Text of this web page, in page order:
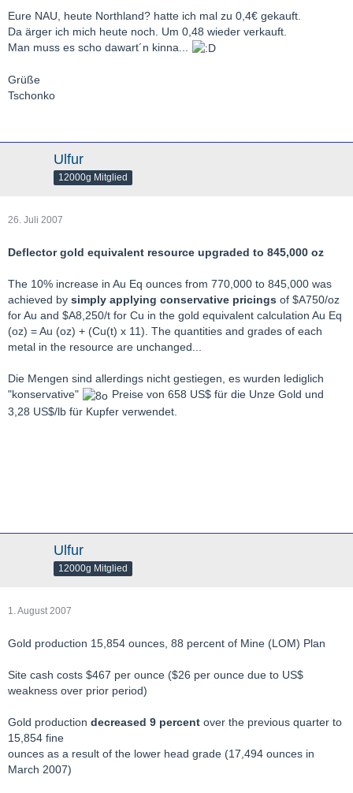
Eure NAU, heute Northland? hatte ich mal zu 0,4€ gekauft.
Da ärger ich mich heute noch. Um 0,48 wieder verkauft.
Man muss es scho dawart´n kinna...
Grüße
Tschonko
Ulfur
12000g Mitglied
26. Juli 2007
Deflector gold equivalent resource upgraded to 845,000 oz
The 10% increase in Au Eq ounces from 770,000 to 845,000 was
achieved by simply applying conservative pricings of $A750/oz
for Au and $A8,250/t for Cu in the gold equivalent calculation Au Eq
(oz) = Au (oz) + (Cu(t) x 11). The quantities and grades of each
metal in the resource are unchanged...
Die Mengen sind allerdings nicht gestiegen, es wurden lediglich
"konservative"
Preise von 658 US$ für die Unze Gold und
3,28 US$/lb für Kupfer verwendet.
Ulfur
12000g Mitglied
1. August 2007
Gold production 15,854 ounces, 88 percent of Mine (LOM) Plan
Site cash costs $467 per ounce ($26 per ounce due to US$
weakness over prior period)
Gold production decreased 9 percent over the previous quarter to
15,854 fine
ounces as a result of the lower head grade (17,494 ounces in
March 2007)